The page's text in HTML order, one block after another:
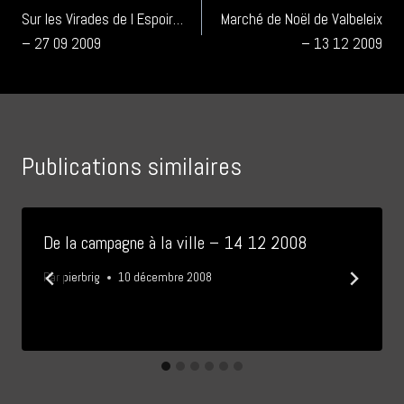
de
Sur les Virades de l Espoir…
– 27 09 2009
Marché de Noël de Valbeleix
– 13 12 2009
Publications similaires
De la campagne à la ville – 14 12 2008
Par pierbrig 10 décembre 2008